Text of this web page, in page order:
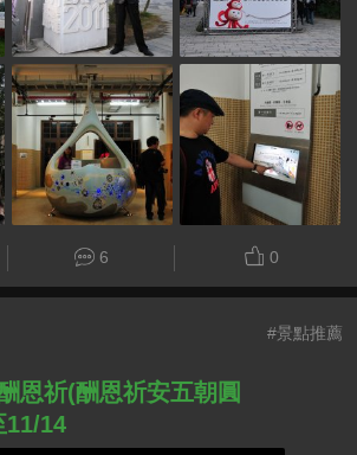
6 0
#景點推薦
恩祈(酬恩祈安五朝圓
11/14